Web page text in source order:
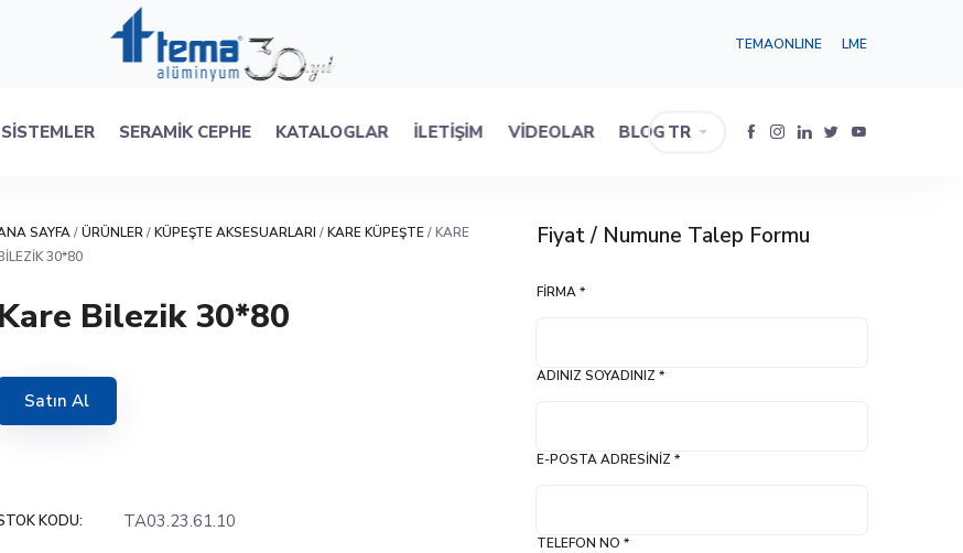
TEMAONLINE LME
SISTEMLER SERAMIK CEPHE KATALOGLAR İLETIŞIM VIDEOLAR BLOG TR
SAYFA/ÜRÜNLER/KÜPEŞTE AKSESUARLARI /KARE KÜPEŞTE/ KARE
30*80
Kare Bilezik 30*80
Satın Al
KODU: TA03.23.61.10
Fiyat / Numune Talep Formu
FIRMA *
ADINIZ SOYADINIZ *
E-POSTA ADRESINIZ *
TELEFON NO *